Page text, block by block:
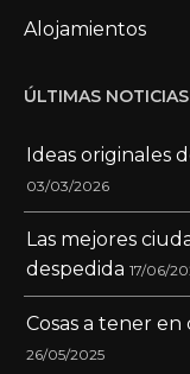
Alojamientos
ÚLTIMAS NOTICIAS
Ideas originales
03/03/2026
Las mejores
despedida 17/06/
Cosas a tener
26/05/2025